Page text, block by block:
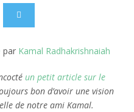
par Kamal Radhakrishnaiah
un petit article sur le
bon d’avoir une vision
de notre ami Kamal.